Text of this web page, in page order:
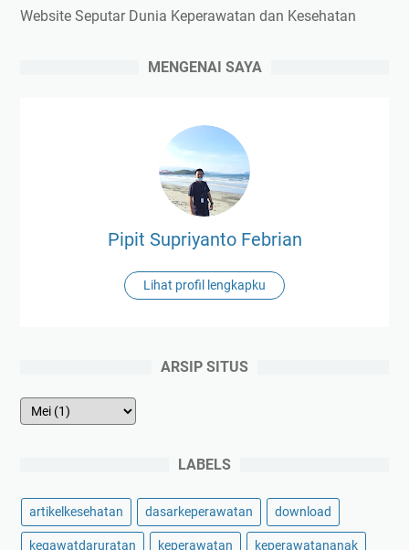
Website Seputar Dunia Keperawatan dan Kesehatan
MENGENAI SAYA
Pipit Supriyanto Febrian
Lihat profil lengkapku
ARSIP SITUS
LABELS
artikelkesehatan dasarkeperawatan download
kegawatdaruratan keperawatan keperawatananak